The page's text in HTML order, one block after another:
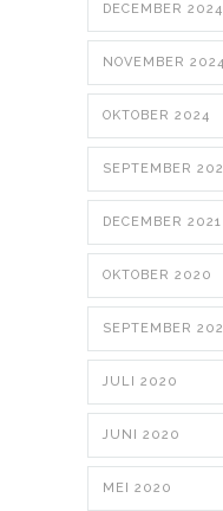
DECEMBER 2024
NOVEMBER 2024
OKTOBER 2024
SEPTEMBER
DECEMBER 2021
OKTOBER 2020
SEPTEMBER
JULI 2020
JUNI 2020
MEI 2020